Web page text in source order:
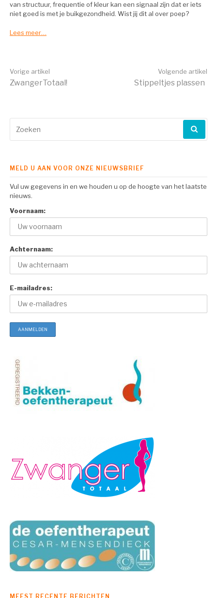
van structuur, frequentie of kleur kan een signaal zijn dat er iets
niet goed is met je buikgezondheid. Wist jij dit al over poep?
Lees meer…
Verder
lezen
Vorige artikel
ZwangerTotaal!
Volgende artikel
Stippeltjes plassen
naar:
MELD U AAN VOOR ONZE NIEUWSBRIEF
Vul uw gegevens in en we houden u op de hoogte van het laatste
nieuws.
Voornaam:
Achternaam:
E-mailadres:
MEEST RECENTE BERICHTEN